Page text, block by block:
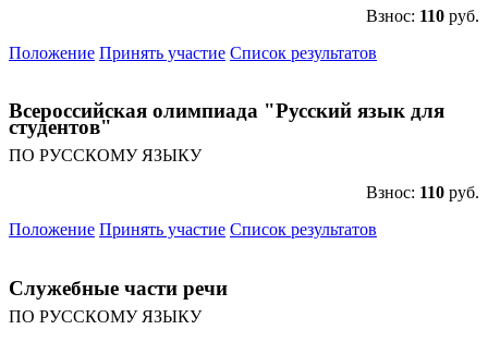
Взнос: 110 руб.
Положение Принять участие Список результатов
Всероссийская олимпиада "Русский язык для
студентов"
ПО РУССКОМУ ЯЗЫКУ
Взнос: 110 руб.
Положение Принять участие Список результатов
Служебные части речи
ПО РУССКОМУ ЯЗЫКУ
Анонсы конкурсов
Подпишитесь на анонсы сегодня и узнавайте
первыми о самом важном.
Email